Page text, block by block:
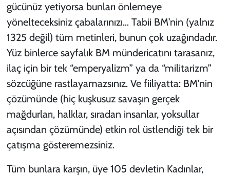
gücünüz yetiyorsa bunları önlemeye
yönelteceksiniz çabalarınızı… Tabii BM’nin (yalnız
1325 değil) tüm metinleri, bunun çok uzağındadır.
Yüz binlerce sayfalık BM mündericatını tarasanız,
ilaç için bir tek “emperyalizm” ya da “militarizm”
sözcüğüne rastlayamazsınız. Ve fiiliyatta: BM’nin
çözümünde (hiç kuşkusuz savaşın gerçek
mağdurları, halklar, sıradan insanlar, yoksullar
açısından çözümünde) etkin rol üstlendiği tek bir
çatışma gösteremezsiniz.
Tüm bunlara karşın, üye 105 devletin Kadınlar,